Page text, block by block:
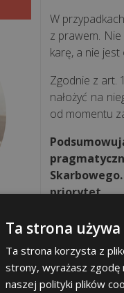
W
z prawem. Nie
karę, a nie
Zgodnie z art.
nałożyć na
od momentu
priorytet.
Kiedy
• Częste
techniczne,
większą
Ta strona
Ta strona korzysta z
strony, wyrażasz zgodę
naszej polityki plików